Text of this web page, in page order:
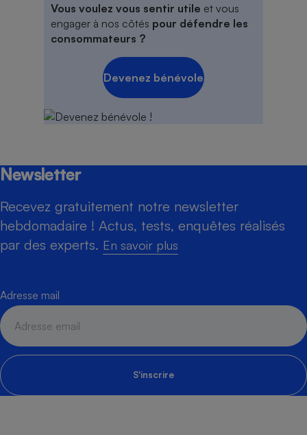
Vous voulez vous sentir utile et vous
engager à nos côtés pour défendre les
consommateurs ?
Devenez bénévole
Newsletter
Recevez gratuitement notre newsletter
hebdomadaire ! Actus, tests, enquêtes réalisés
par des experts. En savoir plus
Adresse mail
S'inscrire